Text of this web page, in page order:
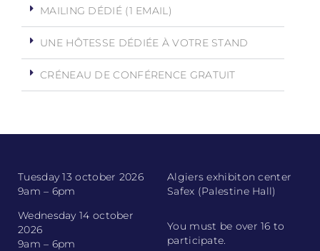
MAILING DÉDIÉ (1 EMAIL)
UNE HÔTESSE DÉDIÉE À VOTRE STAND
CRÉNEAU DE CONFÉRENCE GRATUIT
Tuesday 13 october 2026
9am – 6pm
Wednesday 14 october
2026
9am – 6pm
Algiers exhibiton center
Safex (Palestine Hall)
You must be over 16 to
participate.